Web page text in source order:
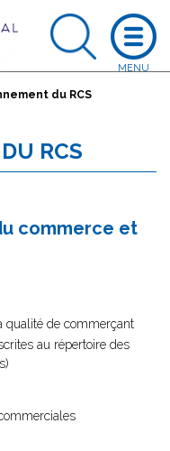
du RCS
RCS
commerce et
qualité de commerçant
au répertoire des